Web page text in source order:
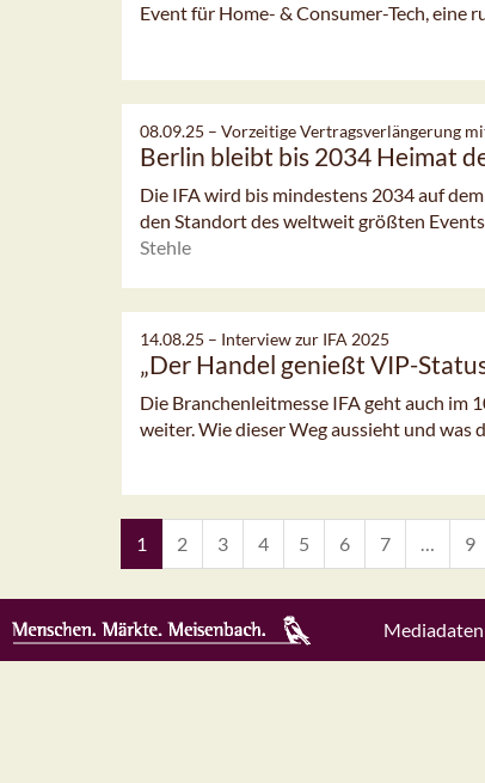
Event für Home- & Consumer-Tech, eine
08.09.25 – Vorzeitige Vertragsverlängerung
Berlin bleibt bis 2034 Heimat
Die IFA wird bis mindestens 2034 auf
den Standort des weltweit größten
Stehle
14.08.25 – Interview zur IFA 2025
„Der Handel genießt VIP-
Die Branchenleitmesse IFA geht auch im
weiter. Wie dieser Weg aussieht und was
1 2 3 4 5 6 7 … 9
Mediadaten